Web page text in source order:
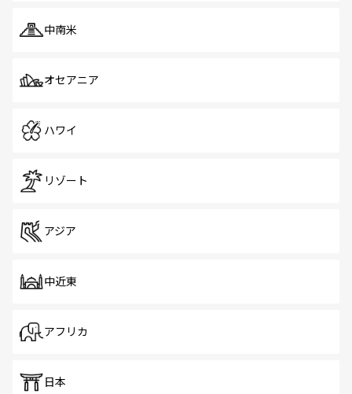
中南米
オセアニア
ハワイ
リゾート
アジア
中近東
アフリカ
日本